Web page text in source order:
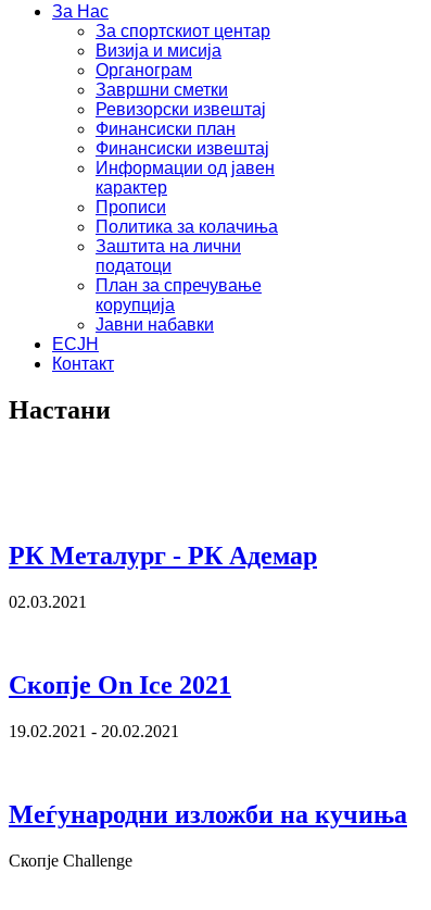
За Нас
За спортскиот центар
Визија и мисија
Органограм
Завршни сметки
Ревизорски извештај
Финансиски план
Финансиски извештај
Информации од јавен
карактер
Прописи
Политика за колачиња
Заштита на лични
податоци
План за спречување
корупција
Јавни набавки
ЕСЈН
Контакт
Настани
РК Металург - РК Адемар
02.03.2021
Скопје On Ice 2021
19.02.2021 - 20.02.2021
Меѓународни изложби на кучиња
Скопје Challenge